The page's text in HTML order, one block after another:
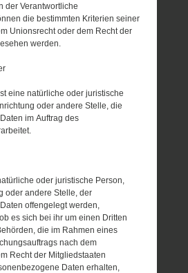
der Verantwortliche
die bestimmten Kriterien seiner
Unionsrecht oder dem Recht der
werden.
eine natürliche oder juristische
oder andere Stelle, die
im Auftrag des
oder juristische Person,
oder andere Stelle, der
offengelegt werden,
es sich bei ihr um einen Dritten
die im Rahmen eines
nach dem
Recht der Mitgliedstaaten
Daten erhalten,